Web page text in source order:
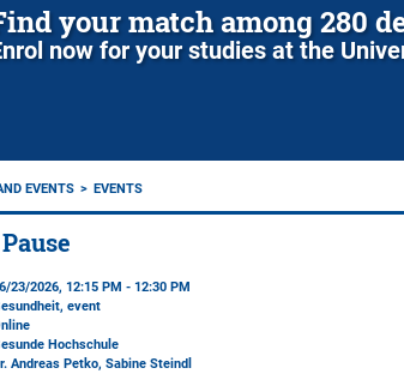
your match among 280
now for your studies at the
EVENTS EVENTS
23/2026, 12:15 PM - 12:30 PM
event
Hochschule
Andreas Petko, Sabine Steindl